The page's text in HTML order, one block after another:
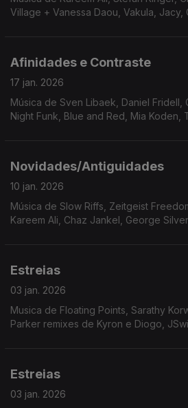
Village + Vanessa Daou, Vakula, Jacy,
Afinidades e Contraste
17 jan. 2026
Música de Sven Libaek, Daniel Fridell,
Night Funk, Blue and Red, Mia Koden,
Novidades/Antiguidades
10 jan. 2026
Música de Slow Riffs, Zeitgeist
Kareem Ali, Chaz Jankel, George
Estreias
03 jan. 2026
Musica de Floating Points, Sarathy Korwar, Hu
Parker remixes de Kyron e Diogo,
Estreias
03 jan. 2026